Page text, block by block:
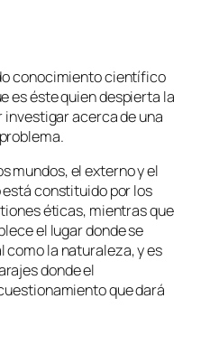
conocimiento científico
es éste quien despierta la
investigar acerca de una
mundos, el externo y el
constituido por los
éticas, mientras que
el lugar donde se
la naturaleza, y es
donde el
que dará